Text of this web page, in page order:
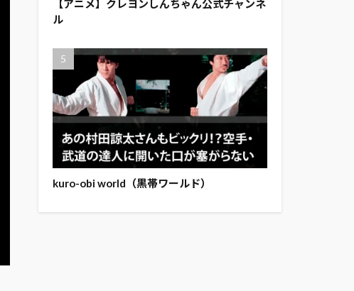
【アニメ】クレヨンしんちゃん公式チャンネ
ル
kuro-obi world（黒帯ワールド）